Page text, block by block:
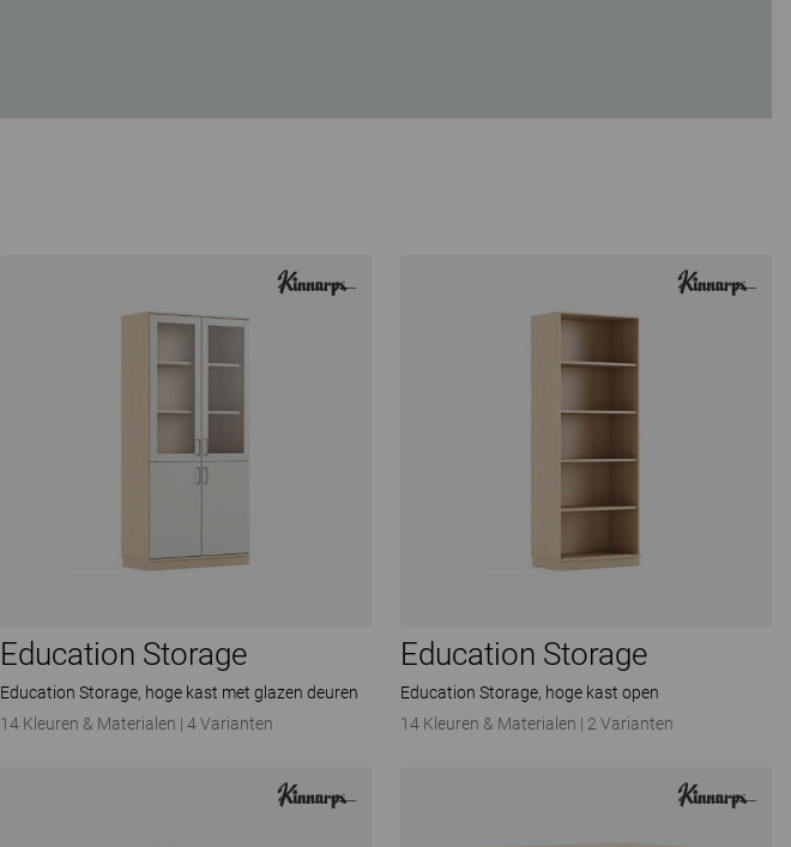
Education Storage
Education Storage, hoge kast met glazen deuren
14 Kleuren & Materialen | 4 Varianten
Education Storage
Education Storage, hoge kast open
14 Kleuren & Materialen | 2 Varianten